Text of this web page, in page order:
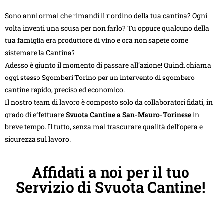
Sono anni ormai che rimandi il riordino della tua cantina? Ogni
volta inventi una scusa per non farlo? Tu oppure qualcuno della
tua famiglia era produttore di vino e ora non sapete come
sistemare la Cantina?
Adesso è giunto il momento di passare all’azione! Quindi chiama
oggi stesso Sgomberi Torino per un intervento di sgombero
cantine rapido, preciso ed economico.
Il nostro team di lavoro è composto solo da collaboratori fidati, in
grado di effettuareSvuota Cantine a San-Mauro-Torinesein
breve tempo. Il tutto, senza mai trascurare qualità dell’opera e
sicurezza sul lavoro.
Affidati a noi per il tuo
Servizio di Svuota Cantine!